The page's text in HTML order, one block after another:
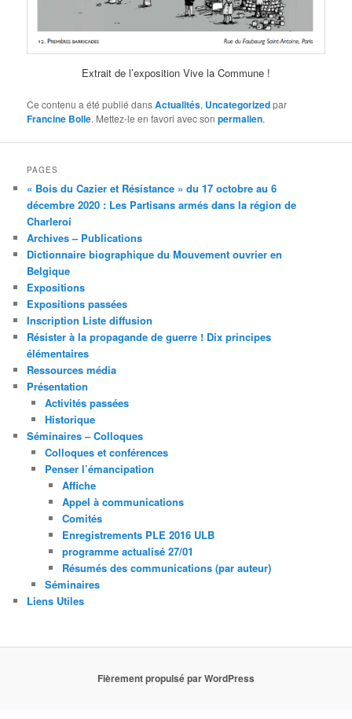
Extrait de l’exposition Vive la Commune !
Ce contenu a été publié dansActualités, Uncategorizedpar
Francine Bolle. Mettez-le en favori avec sonpermalien.
PAGES
« Bois du Cazier et Résistance » du 17 octobre au 6
décembre 2020 : Les Partisans armés dans la région de
Charleroi
Archives – Publications
Dictionnaire biographique du Mouvement ouvrier en
Belgique
Expositions
Expositions passées
Inscription Liste diffusion
Résister à la propagande de guerre ! Dix principes
élémentaires
Ressources média
Présentation
Activités passées
Historique
Séminaires – Colloques
Colloques et conférences
Penser l’émancipation
Affiche
Appel à communications
Comités
Enregistrements PLE 2016 ULB
programme actualisé 27/01
Résumés des communications (par auteur)
Séminaires
Liens Utiles
Fièrement propulsé par WordPress